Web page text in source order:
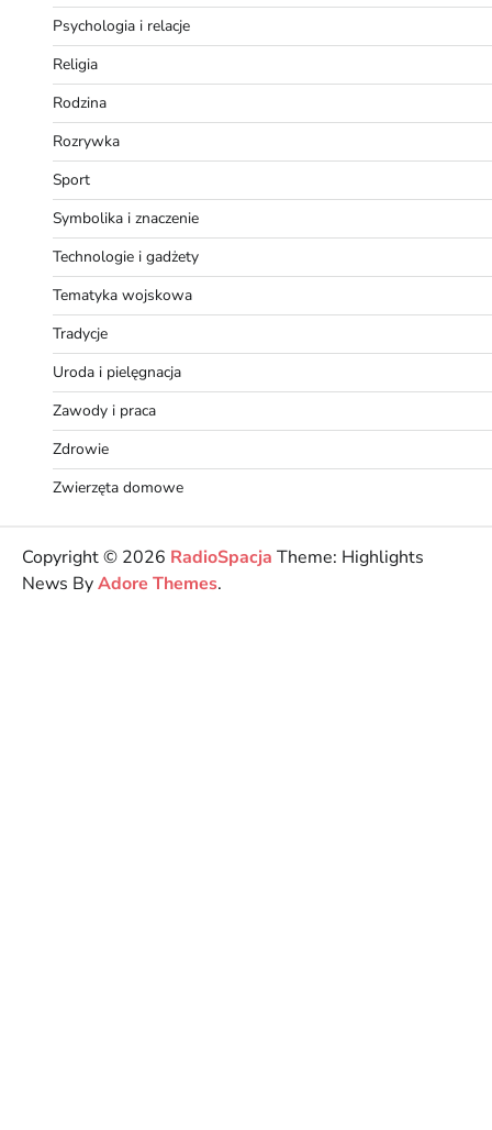
Psychologia i relacje
Religia
Rodzina
Rozrywka
Sport
Symbolika i znaczenie
Technologie i gadżety
Tematyka wojskowa
Tradycje
Uroda i pielęgnacja
Zawody i praca
Zdrowie
Zwierzęta domowe
Copyright © 2026 RadioSpacja Theme: Highlights
News ByAdore Themes.